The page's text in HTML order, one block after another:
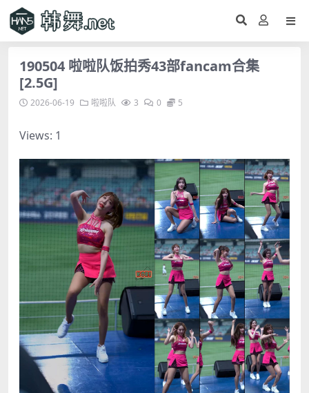
190504 啦啦队饭拍秀43部fancam合集
[2.5G]
2026-06-19 啦啦队 3 0 5
Views: 1